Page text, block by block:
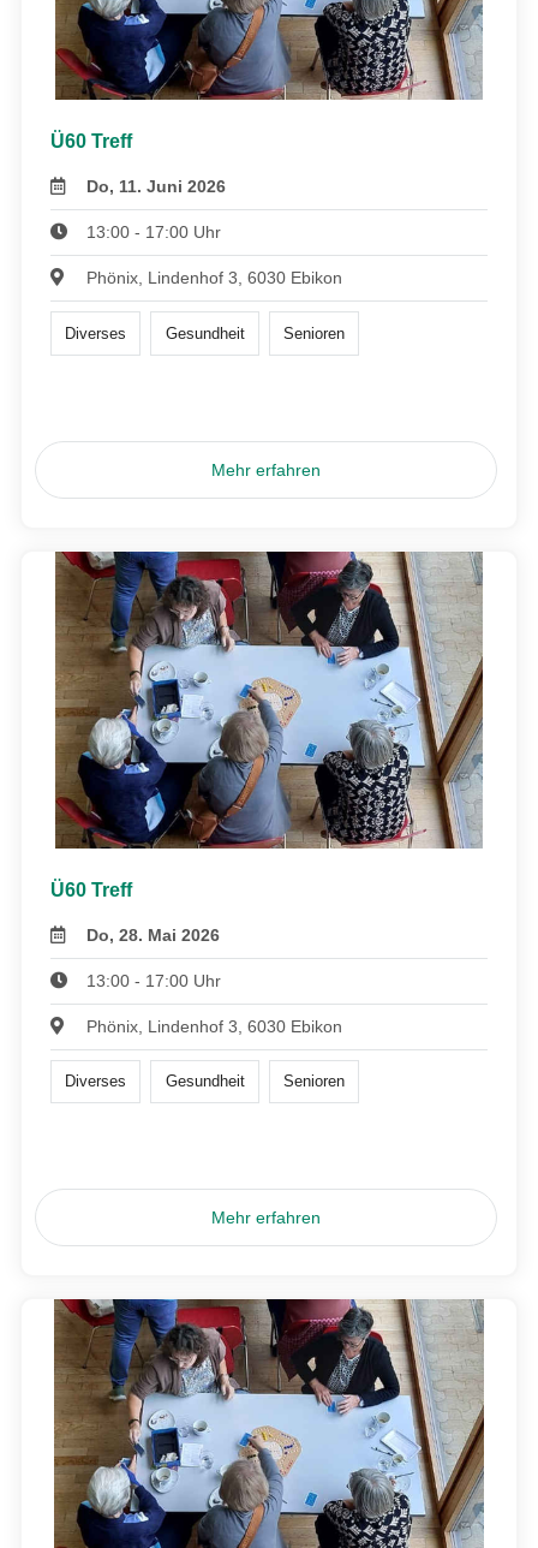
Ü60 Treff
Do, 11. Juni 2026
13:00 - 17:00 Uhr
Phönix, Lindenhof 3, 6030 Ebikon
Diverses Gesundheit Senioren
Mehr erfahren
Ü60 Treff
Do, 28. Mai 2026
13:00 - 17:00 Uhr
Phönix, Lindenhof 3, 6030 Ebikon
Diverses Gesundheit Senioren
Mehr erfahren